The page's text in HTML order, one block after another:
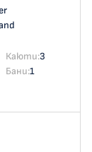
Каюти:3
Бани:1